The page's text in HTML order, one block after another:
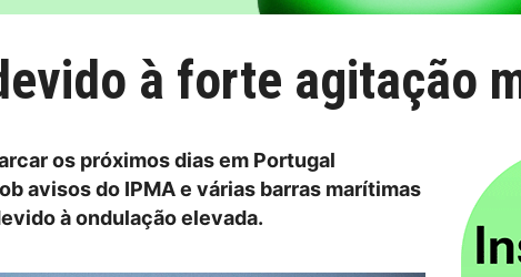
à forte agitação
os próximos dias em Portugal
avisos do IPMA e várias barras marítimas
à ondulação elevada.